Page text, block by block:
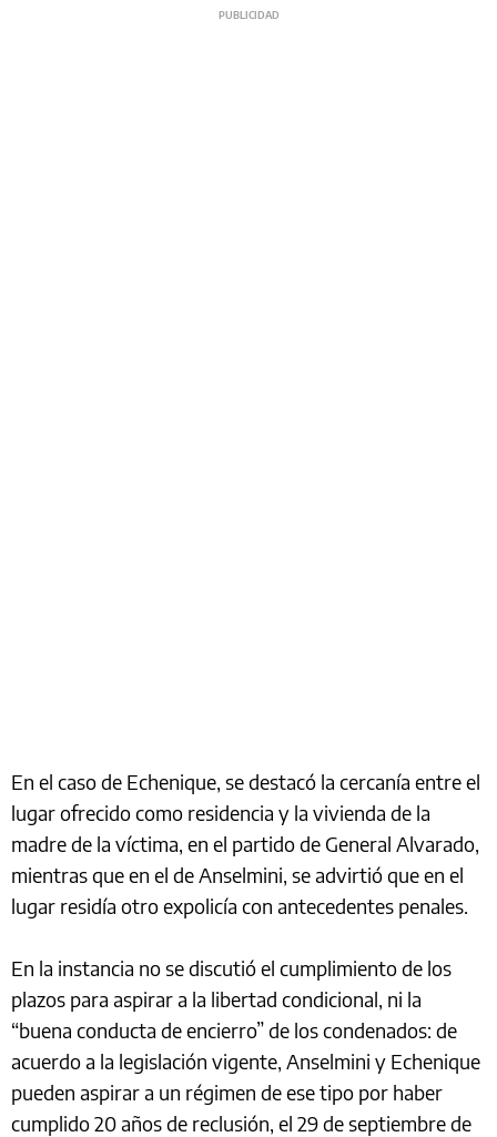
En el caso de Echenique, se destacó la cercanía entre el
lugar ofrecido como residencia y la vivienda de la
madre de la víctima, en el partido de General Alvarado,
mientras que en el de Anselmini, se advirtió que en el
lugar residía otro expolicía con antecedentes penales.
En la instancia no se discutió el cumplimiento de los
plazos para aspirar a la libertad condicional, ni la
“buena conducta de encierro” de los condenados: de
acuerdo a la legislación vigente, Anselmini y Echenique
pueden aspirar a un régimen de ese tipo por haber
cumplido 20 años de reclusión, el 29 de septiembre de